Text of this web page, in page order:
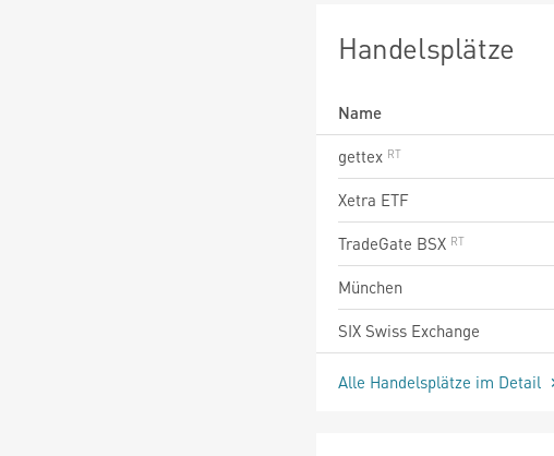
Handelsplätze
Name
gettex
Xetra ETF
TradeGate BSX
München
SIX Swiss Exchange
Alle Handelsplätze im Detail